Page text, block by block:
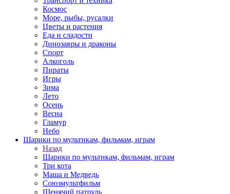
Космос
Море, рыбы, русалки
Цветы и растения
Еда и сладости
Динозавры и драконы
Спорт
Алкоголь
Пираты
Игры
Зима
Лето
Осень
Весна
Гламур
Небо
Шарики по мультикам, фильмам, играм
Назад
Шарики по мультикам, фильмам, играм
Три кота
Маша и Медведь
Союзмультфильм
Щенячий патруль